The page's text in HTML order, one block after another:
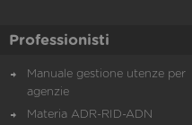
Professionisti
Manuale gestione utenze per
agenzie
Materia ADR-RID-ADN